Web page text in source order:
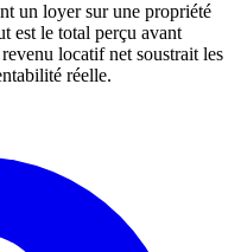
un loyer sur une propriété
est le total perçu avant
locatif net soustrait les
réelle.